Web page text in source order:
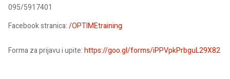
095/5917401
Facebook stranica:/OPTIMEtraining
Forma za prijavu i upite:https://goo.gl/forms/iPPVpkPrbguL29X82